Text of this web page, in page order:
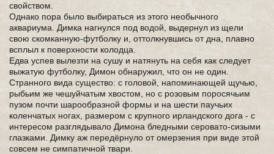
свойством.
Однако пора было выбираться из этого необычного
аквариума. Димка нагнулся под водой, выдернул из щели
свою скомканную-футболку и, оттолкнувшись от дна, плавно
всплыл к поверхности колодца.
Едва успев вылезти на сушу и натянуть на себя как следует
выжатую футболку, Димон обнаружил, что он не один.
Странного вида существо: с головой, напоминающей щучью,
рыбьим же чешуйчатым хвостом, но с розовым поросячьим
пузом почти шарообразной формы и на шести паучьих
коленчатых ногах, размером с крупного ирландского дога - с
интересом разглядывало Димона бледными серовато-сизыми
глазками. Димку аж передёрнуло от омерзения при виде этой
совсем не симпатичной твари.